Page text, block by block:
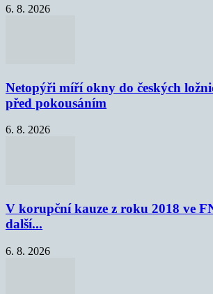
6. 8. 2026
Netopýři míří okny do českých
před pokousáním
6. 8. 2026
V korupční kauze z roku 2018 ve
další...
6. 8. 2026